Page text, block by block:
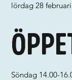
lördag 28 februari
Söndag 14.00-